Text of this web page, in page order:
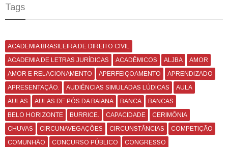
Tags
ACADEMIA BRASILEIRA DE DIREITO CIVIL
ACADEMIA DE LETRAS JURÍDICAS
ACADÊMICOS ALJBA
AMOR
AMOR E RELACIONAMENTO
APERFEIÇOAMENTO
APRENDIZADO
APRESENTAÇÃO.
AUDIÊNCIAS SIMULADAS LÚDICAS
AULA
AULAS
AULAS DE PÓS DA BAIANA BANCA
BANCAS
BELO HORIZONTE
BURRICE. CAPACIDADE
CERIMÔNIA
CHUVAS
CIRCUNAVEGAÇÕES CIRCUNSTÂNCIAS
COMPETIÇÃO
COMUNHÃO
CONCURSO PÚBLICO
CONGRESSO